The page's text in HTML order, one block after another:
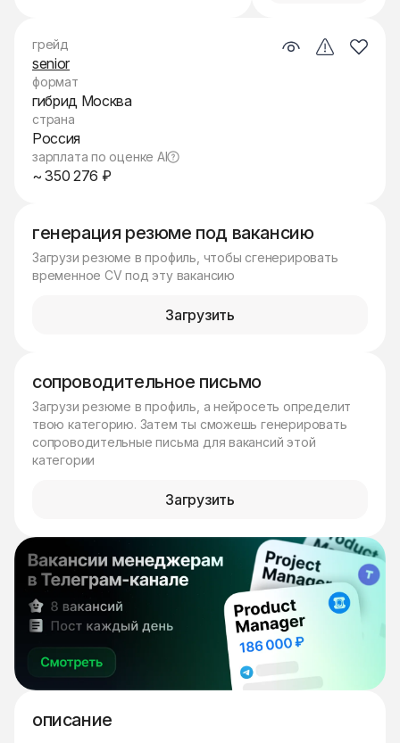
генерация резюме под вакансию
Загрузи резюме в профиль, чтобы сгенерировать
временное CV под эту вакансию
Загрузить
сопроводительное письмо
Загрузи резюме в профиль, а нейросеть определит
твою категорию. Затем ты сможешь генерировать
сопроводительные письма для вакансий этой
категории
Загрузить
описание
грейд
senior
формат
гибрид Москва
страна
Россия
зарплата по оценке AI
~ 350 276 ₽